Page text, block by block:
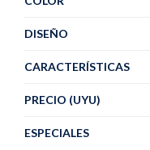
CARACTERÍSTICAS
PRECIO (UYU)
ESPECIALES
DISEÑO